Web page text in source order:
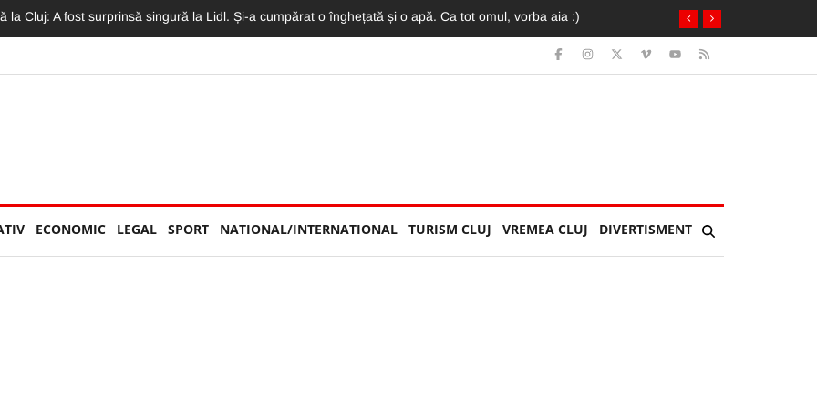
Concertul Lewis Capaldi, arhiplin. Accesul a fost restricționat
ECONOMIC LEGAL SPORT NATIONAL/INTERNATIONAL TURISM CLUJ VREMEA CLUJ DIVERTISMENT